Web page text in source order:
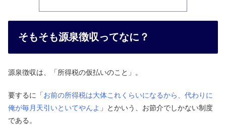
そもそも源泉徴収ってなに？
源泉徴収は、「所得税の仮払いのこと」。
要するに「お前の所得税は大体これくらいになるから、代わりに
俺が毎月天引いといてやんよ 」とかいう、お節介でしかない制度
である。